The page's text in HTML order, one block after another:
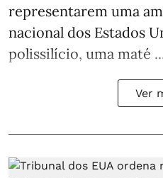
representarem uma
nacional dos Estados
polissilício, uma maté
Ver